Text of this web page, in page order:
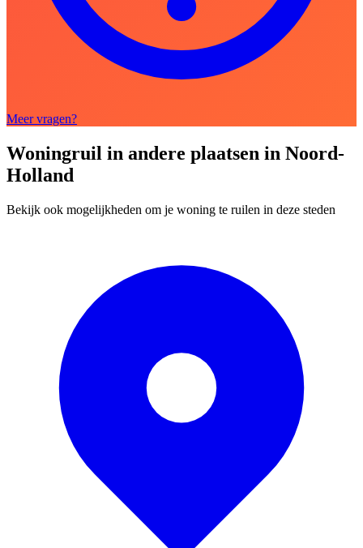
Meer vragen?
Woningruil in andere plaatsen in Noord-
Holland
Bekijk ook mogelijkheden om je woning te ruilen in deze steden